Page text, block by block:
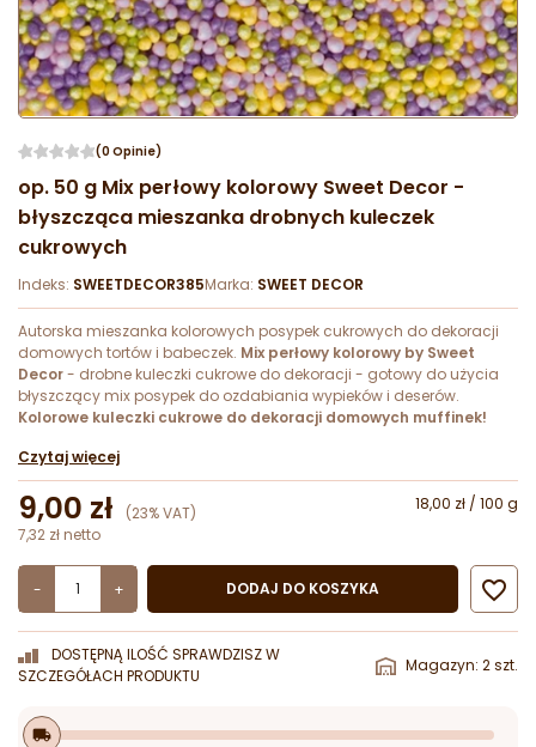
(0 Opinie)
op. 50 g Mix perłowy kolorowy Sweet Decor -
błyszcząca mieszanka drobnych kuleczek
cukrowych
Indeks: SWEETDECOR385Marka: SWEET DECOR
Autorska mieszanka kolorowych posypek cukrowych do dekoracji
domowych tortów i babeczek. Mix perłowy kolorowy by Sweet
Decor- drobne kuleczki cukrowe do dekoracji - gotowy do użycia
błyszczący mix posypek do ozdabiania wypieków i deserów.
Kolorowe kuleczki cukrowe do dekoracji domowych muffinek!
Czytaj więcej
9,00 zł (23% VAT)
18,00 zł / 100 g
7,32 zł netto
- + DODAJ DO KOSZYKA 
DOSTĘPNĄ ILOŚĆ SPRAWDZISZ W
SZCZEGÓŁACH PRODUKTU
Magazyn: 2 szt.
local_shipping